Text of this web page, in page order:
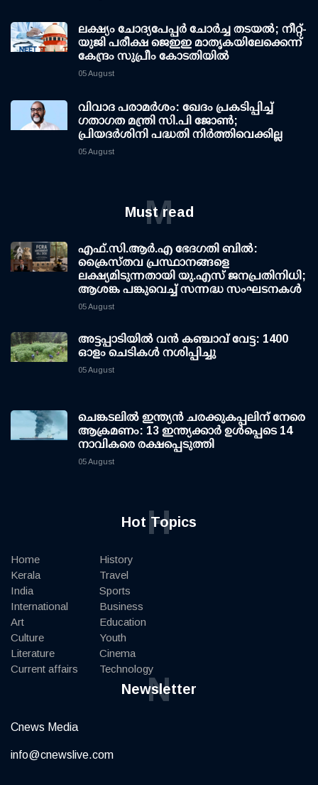
ലക്ഷ്യം ചോദ്യപേപ്പര്‍ ചോര്‍ച്ച തടയല്‍; നീറ്റ്-
യുജി പരീക്ഷ ജെഇഇ മാതൃകയിലേക്കെന്ന്
കേന്ദ്രം സുപ്രീം കോടതിയില്‍
05 August
വിവാദ പരാമര്‍ശം: ഖേദം പ്രകടിപ്പിച്ച്
ഗതാഗത മന്ത്രി സി.പി ജോണ്‍;
പ്രിയദര്‍ശിനി പദ്ധതി നിര്‍ത്തിവെക്കില്ല
05 August
Must read
M
എഫ്.സി.ആര്‍.എ ഭേദഗതി ബില്‍:
ക്രൈസ്തവ പ്രസ്ഥാനങ്ങളെ
ലക്ഷ്യമിടുന്നതായി യു.എസ് ജനപ്രതിനിധി;
ആശങ്ക പങ്കുവെച്ച് സന്നദ്ധ സംഘടനകള്‍
05 August
അട്ടപ്പാടിയില്‍ വന്‍ കഞ്ചാവ് വേട്ട: 1400
ഓളം ചെടികള്‍ നശിപ്പിച്ചു
05 August
ചെങ്കടലില്‍ ഇന്ത്യന്‍ ചരക്കുകപ്പലിന് നേരെ
ആക്രമണം: 13 ഇന്ത്യക്കാര്‍ ഉള്‍പ്പെടെ 14
നാവികരെ രക്ഷപ്പെടുത്തി
05 August
Hot Topics
H
Home
Kerala
India
International
Art
Culture
Literature
Current affairs
History
Travel
Sports
Business
Education
Youth
Cinema
Technology
Newsletter
N
Cnews Media
info@cnewslive.com